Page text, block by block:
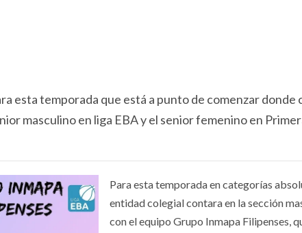
esta temporada que está a punto de comenzar donde
masculino en liga EBA y el senior femenino en
Para esta temporada en categorías
entidad colegial contara en la sección
con el equipo Grupo Inmapa Filipenses,